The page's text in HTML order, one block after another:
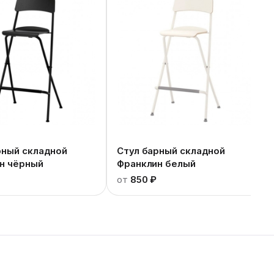
складной
чёрный
Стул барный складной
Франклин белый
от 850 ₽